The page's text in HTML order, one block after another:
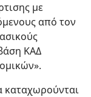
με
από τον
ΚΑΔ
καταχωρούνται